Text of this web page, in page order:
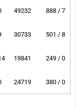
49232 888 / 7
30733 501 / 8
19841 249 / 0
24719 380 / 0